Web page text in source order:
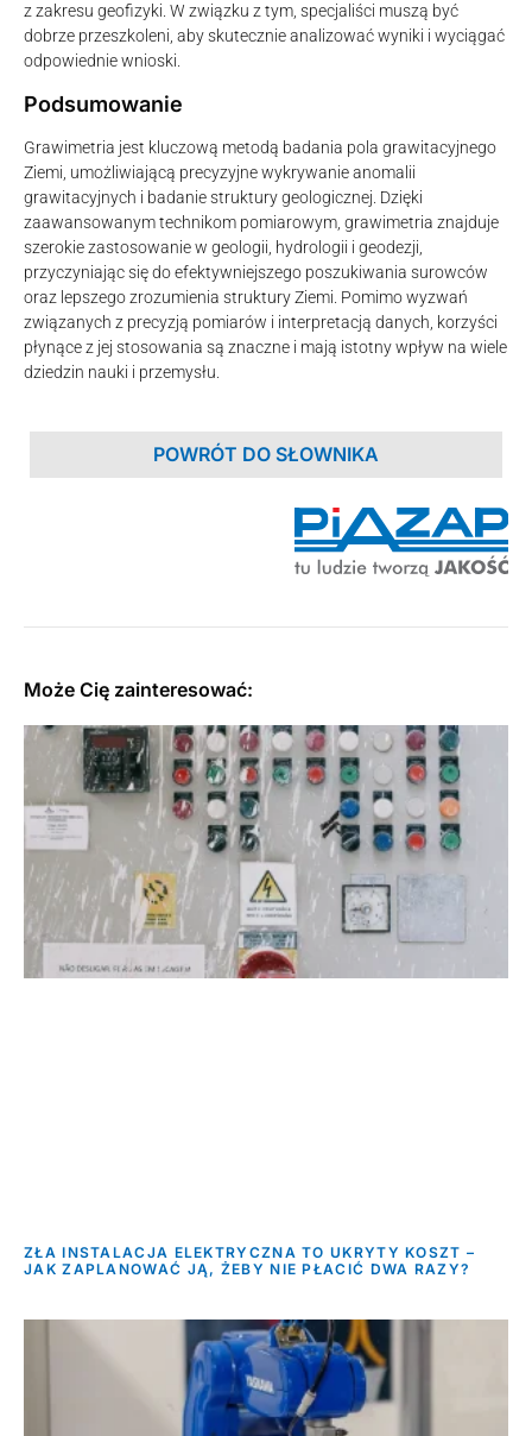
z zakresu geofizyki. W związku z tym, specjaliści muszą być
dobrze przeszkoleni, aby skutecznie analizować wyniki i wyciągać
odpowiednie wnioski.
Podsumowanie
Grawimetria jest kluczową metodą badania pola grawitacyjnego
Ziemi, umożliwiającą precyzyjne wykrywanie anomalii
grawitacyjnych i badanie struktury geologicznej. Dzięki
zaawansowanym technikom pomiarowym, grawimetria znajduje
szerokie zastosowanie w geologii, hydrologii i geodezji,
przyczyniając się do efektywniejszego poszukiwania surowców
oraz lepszego zrozumienia struktury Ziemi. Pomimo wyzwań
związanych z precyzją pomiarów i interpretacją danych, korzyści
płynące z jej stosowania są znaczne i mają istotny wpływ na wiele
dziedzin nauki i przemysłu.
POWRÓT DO SŁOWNIKA
Może Cię zainteresować:
ZŁA INSTALACJA ELEKTRYCZNA TO UKRYTY KOSZT –
JAK ZAPLANOWAĆ JĄ, ŻEBY NIE PŁACIĆ DWA RAZY?